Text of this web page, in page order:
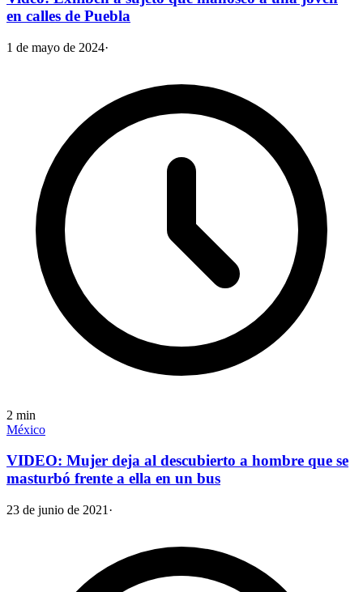
en calles de Puebla
1 de mayo de 2024·
2 min
México
VIDEO: Mujer deja al descubierto a hombre que se
masturbó frente a ella en un bus
23 de junio de 2021 ·